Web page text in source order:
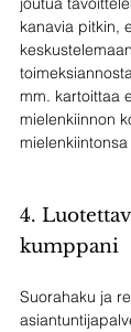
kanavia pitkin,
mm. kartoittaa
mielenkiinnon
4.
kumppani
Suorahaku ja